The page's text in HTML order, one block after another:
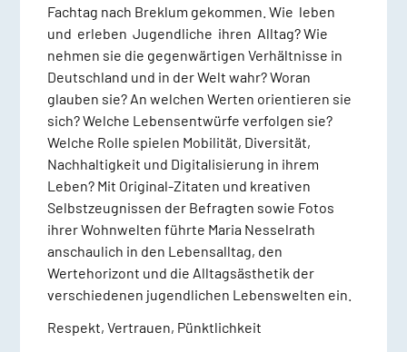
Fachtag nach Breklum gekommen. Wie leben
und erleben Jugendliche ihren Alltag? Wie
nehmen sie die gegenwärtigen Verhältnisse in
Deutschland und in der Welt wahr? Woran
glauben sie? An welchen Werten orientieren sie
sich? Welche Lebensentwürfe verfolgen sie?
Welche Rolle spielen Mobilität, Diversität,
Nachhaltigkeit und Digitalisierung in ihrem
Leben? Mit Original-Zitaten und kreativen
Selbstzeugnissen der Befragten sowie Fotos
ihrer Wohnwelten führte Maria Nesselrath
anschaulich in den Lebensalltag, den
Wertehorizont und die Alltagsästhetik der
verschiedenen jugendlichen Lebenswelten ein.
Respekt, Vertrauen, Pünktlichkeit